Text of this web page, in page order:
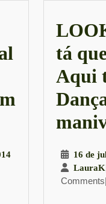
12
tá
Aqui
16 de
LauraK
Comments|